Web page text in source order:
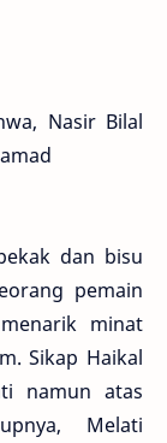
Nasir Bilal
dan bisu
pemain
minat
Sikap Haikal
namun atas
Melati